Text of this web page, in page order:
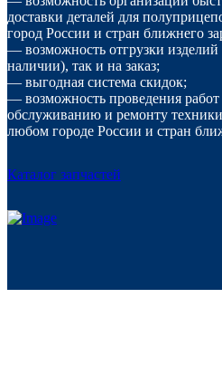
доставки деталей для
город России и стран ближнего
— возможность отгрузки изделий
наличии), так и на заказ;
— выгодная система скидок;
— возможность проведения
обслуживанию и ремонту техники
любом городе России и стран
Каталог запчастей